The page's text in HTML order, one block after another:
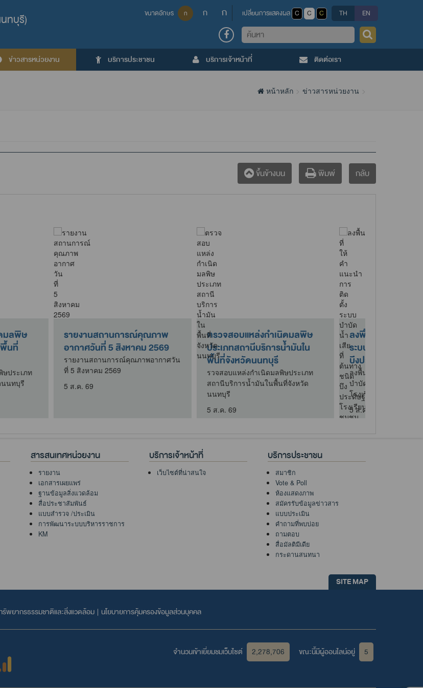
ทบุรี) ขนาดอักษร ก ก ก เปลี่ยนการแสดงผล C C C TH EN
ค้นหา
ข่าวสารหน่วยงาน บริการประชาชน บริการเจ้าหน้าที่ ติดต่อเรา
หน้าหลัก ข่าวสารหน่วยงาน
ขึ้นข้างบน พิมพ์ กลับ
การอบรมหลักสูตร "การจัดการ
น้ำเสีย และการติดตั้งใช้งานระบบ
การอบรมหลักสูตร "การจัดการน้ำเสีย
และการติดตั้งใช้งานระบบบำบัดน้ำ
รายงานสถานการณ์คุณภาพ
อากาศวันที่ 4 สิงหาคม 2569
รายงานสถานการณ์คุณภาพอากาศวัน
ที่ 4 สิงหาคม 2569
การประชุมคณะอนุกรรมการ
กำกับดูแลและติดตามผลการ
ดำเนินงานพื้นที่เขตควบคุม..
การประชุมคณะอนุกรรมการกำกับ
ดูแลและติดตามผลการดำเนินงาน
พื้นที่เขตควบคุมมลพิษจังหวัดปทุ..
สารสนเทศหน่วยงาน
รายงาน
เอกสารเผยแพร่
ฐานข้อมูลสิ่งแวดล้อม
สื่อประชาสัมพันธ์
แบบสำรวจ /ประเมิน
การพัฒนาระบบบริหารราชการ
KM
บริการเจ้าหน้าที่
เว็บไซต์ที่น่าสนใจ
บริการประชาชน
สมาชิก
Vote & Poll
ห้องแสดงภาพ
สมัครรับข้อมูลข่าวสาร
แบบประเมิน
คำถามที่พบบ่อย
ถามตอบ
สื่อมัลติมีเดีย
กระดานสนทนา
SITE MAP
พยากรธรรมชาติและสิ่งแวดล้อม | นโยบายการคุ้มครองข้อมูลส่วนบุคคล
จำนวนเข้าเยี่ยมชมเว็บไซต์ 2,278,706 ขณะนี้มีผู้ออนไลน์อยู่
5